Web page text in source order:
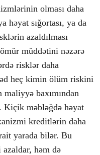
olması daha
həyat sığortası, ya da
azaldılması
müddətini nəzərə
risklər daha
heç kimin ölüm riskini
baxımından
Kiçik məbləğdə həyat
kreditlərin daha
yarada bilər. Bu
həm də